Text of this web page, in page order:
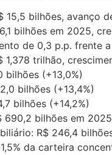
bilhões, avanço
bilhões em 2025,
de 0,3 p.p. frente
trilhão,
(+13,0%)
bilhões (+13,4%)
bilhões (+14,2%)
bilhões em
R$ 246,4
da carteira